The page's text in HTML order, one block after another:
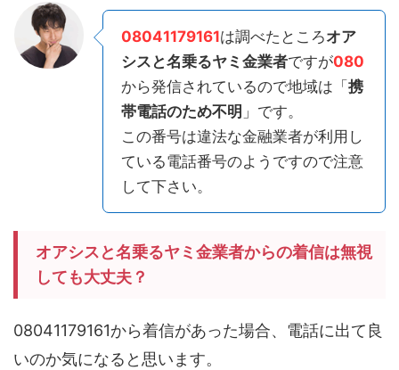
08041179161は調べたところオア
シスと名乗るヤミ金業者ですが080
から発信されているので地域は「 携
帯電話のため不明 」です。
この番号は違法な金融業者が利用し
ている電話番号のようですので注意
して下さい。
オアシスと名乗るヤミ金業者からの着信は無視
しても大丈夫？
08041179161から着信があった場合、電話に出て良
いのか気になると思います。